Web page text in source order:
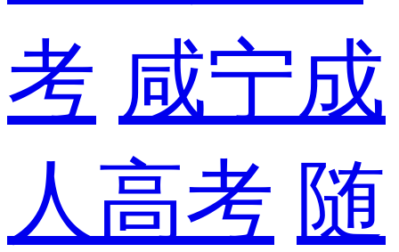
考 咸宁成
人高考 随